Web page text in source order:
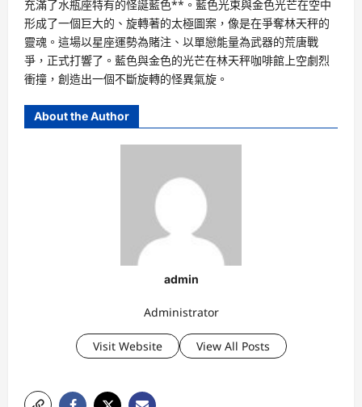
充滿了水瓶座特有的怪誕藍色**。藍色光束與金色光芒在空中
形成了一個巨大的、旋轉著的太極圖案，像是在爭奪林天秤的
靈魂。這場以星座運勢為賭注、以單戀能量為武器的荒唐戰
爭，正式打響了。藍色與金色的光芒在林天秤咖啡館上空劇烈
衝撞，創造出一個不斷旋轉的怪異氣旋。
About the Author
admin
Administrator
Visit Website View All Posts